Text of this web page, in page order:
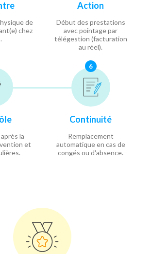
de
chez
Action
Début des prestations
avec pointage par
télégestion (facturation
au réel).
la
et
6
Continuité
Remplacement
automatique en cas de
congés ou d'absence.